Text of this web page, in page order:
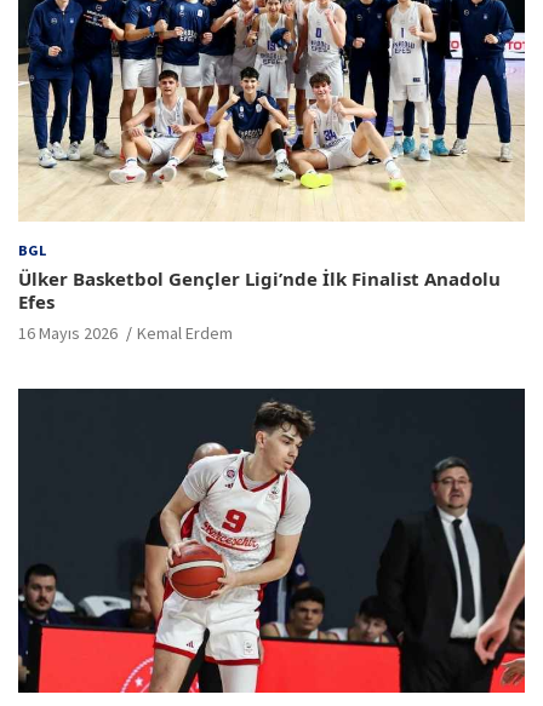
BGL
Ülker Basketbol Gençler Ligi’nde İlk Finalist Anadolu
Efes
16 Mayıs 2026 Kemal Erdem